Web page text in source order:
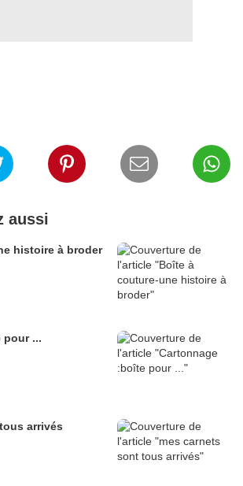
aussi
histoire à broder
pour ...
arrivés